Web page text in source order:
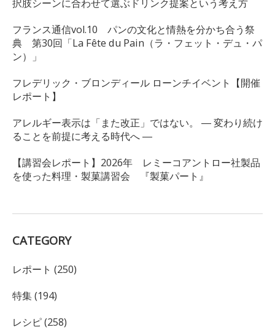
択肢シーンに合わせて選ぶドリンク提案という考え方
フランス通信vol.10 パンの文化と情熱を分かち合う祭
典 第30回「La Fête du Pain（ラ・フェット・デュ・パ
ン）」
フレデリック・ブロンディール ローンチイベント【開催
レポート】
アレルギー表示は「また改正」ではない。 ― 変わり続け
ることを前提に考える時代へ ―
【講習会レポート】2026年 レミーコアントロー社製品
を使った料理・製菓講習会 『製菓パート』
CATEGORY
レポート (250)
特集 (194)
レシピ (258)